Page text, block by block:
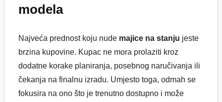
modela
Najveća prednost koju nude majice na stanju jeste
brzina kupovine. Kupac ne mora prolaziti kroz
dodatne korake planiranja, posebnog naručivanja ili
čekanja na finalnu izradu. Umjesto toga, odmah se
fokusira na ono što je trenutno dostupno i može